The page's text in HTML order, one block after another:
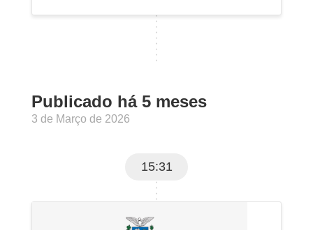
Publicado há 5 meses
3 de Março de 2026
15:31